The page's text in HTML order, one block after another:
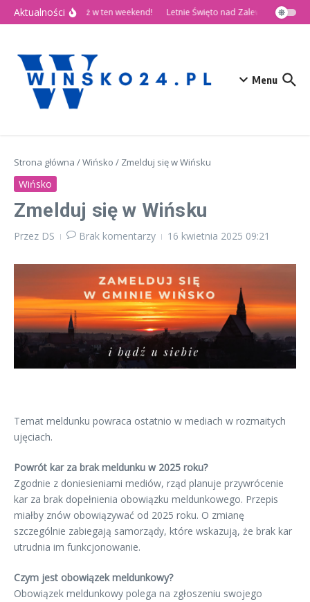
Przejdź do treści
Aktualności
🎉 Dni Wińska 2026 już w ten weekend! Letnie Święto nad Zalewem Słup
Menu
Strona główna /Wińsko / Zmelduj się w Wińsku
Wińsko
Zmelduj się w Wińsku
Przez DS Brak komentarzy 16 kwietnia 2025 09:21
Temat meldunku powraca ostatnio w mediach w rozmaitych
ujęciach.
Powrót kar za brak meldunku w 2025 roku?
Zgodnie z doniesieniami mediów, rząd planuje przywrócenie
kar za brak dopełnienia obowiązku meldunkowego. Przepis
miałby znów obowiązywać od 2025 roku. O zmianę
szczególnie zabiegają samorządy, które wskazują, że brak kar
utrudnia im funkcjonowanie.
Czym jest obowiązek meldunkowy?
Obowiązek meldunkowy polega na zgłoszeniu swojego